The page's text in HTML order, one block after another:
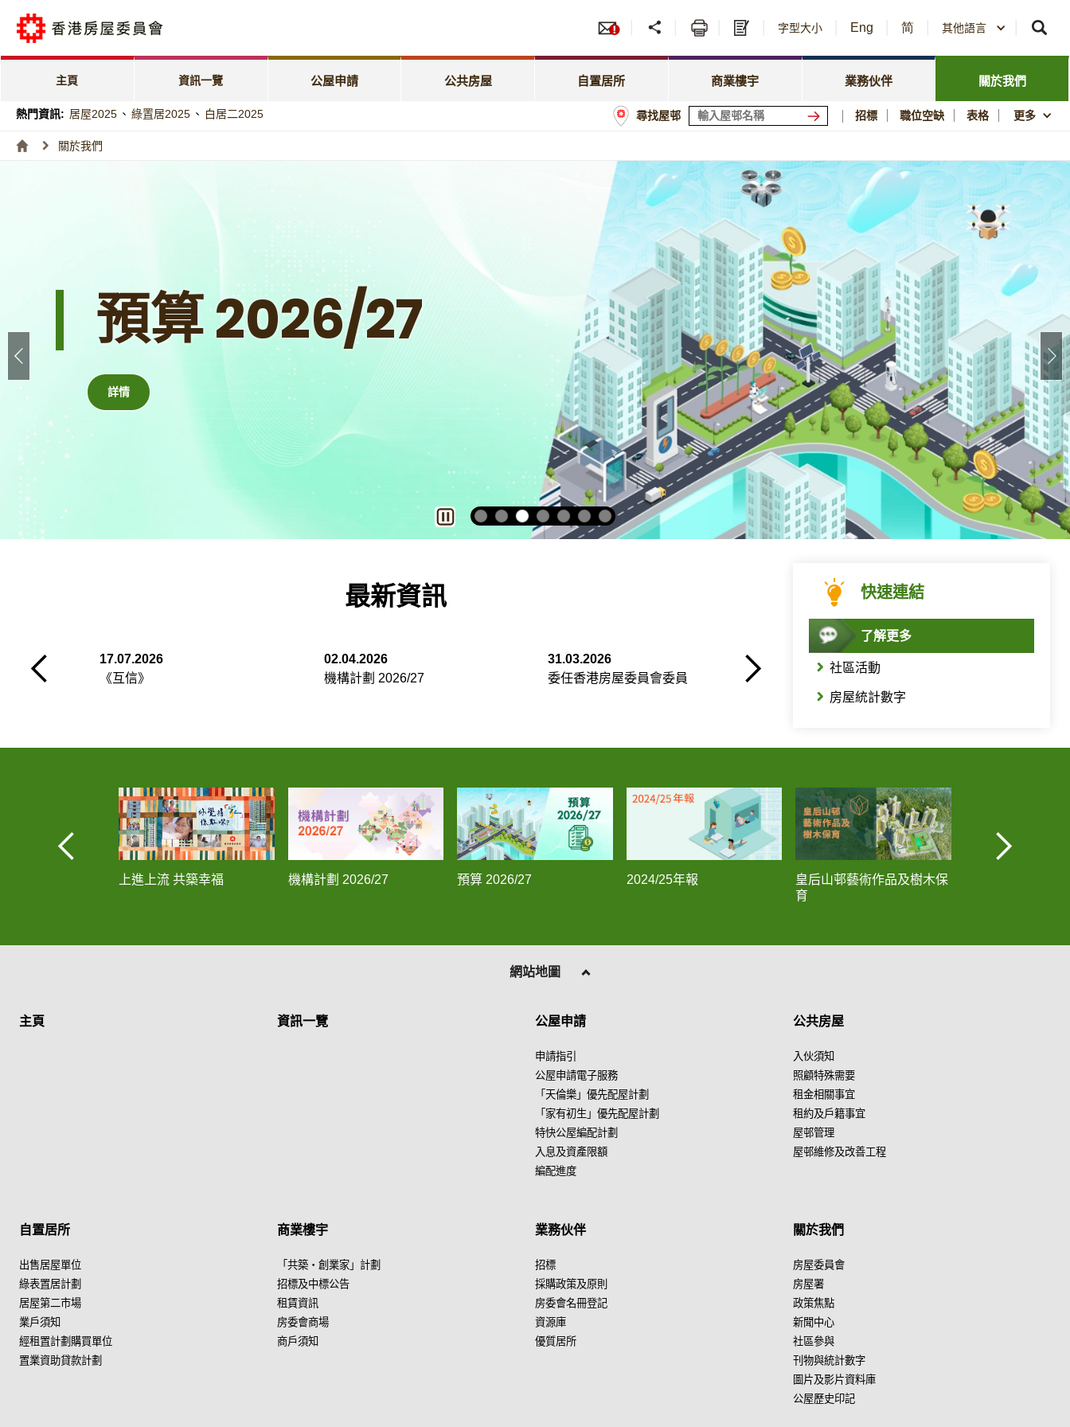
字型大小 Eng 简 其他語言
主頁 資訊一覽 公屋申請
「天倫樂」優先配屋計劃
公共房屋
租金相關事宜 自置居所
綠表置居計劃
居屋第二市場
置業資助貸款計劃
商業樓宇
招標及中標公告
房委會商場
業務伙伴
房委會名冊登記
資源庫
優質居所
關於我們
新聞中心
社區參與
圖片及影片資料庫
公屋歷史印記
熱門資訊: 居屋2025 、 綠置居2025 、 白居二2025 尋找屋邨 招標 職位空缺 表格 更多
關於我們
預算 2026/27
詳情
最新資訊
17.07.2026
《互信》
02.04.2026
機構計劃 2026/27
31.03.2026
委任香港房屋委員會委員
03.02.2026
預算 2026/27
快速連結
了解更多
社區活動
房屋統計數字
上進上流 共築幸福 機構計劃 2026/27 預算 2026/27 2024/25年報
皇后山邨藝術作品及樹木保
育
網站地圖
主頁 資訊一覽 公屋申請
申請指引
公屋申請電子服務
「天倫樂」優先配屋計劃
「家有初生」優先配屋計劃
特快公屋編配計劃
入息及資產限額
編配進度
公共房屋
入伙須知
照顧特殊需要
租金相關事宜
租約及戶籍事宜
屋邨管理
屋邨維修及改善工程
自置居所
出售居屋單位
綠表置居計劃
居屋第二市場
業戶須知
經租置計劃購買單位
置業資助貸款計劃
商業樓宇
「共築・創業家」計劃
招標及中標公告
租賃資訊
房委會商場
商戶須知
業務伙伴
招標
採購政策及原則
房委會名冊登記
資源庫
優質居所
關於我們
房屋委員會
房屋署
政策焦點
新聞中心
社區參與
刊物與統計數字
圖片及影片資料庫
公屋歷史印記